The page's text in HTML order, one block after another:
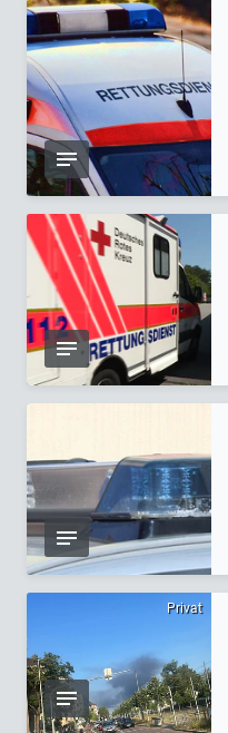
Privat